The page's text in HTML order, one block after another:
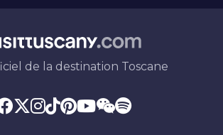
de la destination Toscane